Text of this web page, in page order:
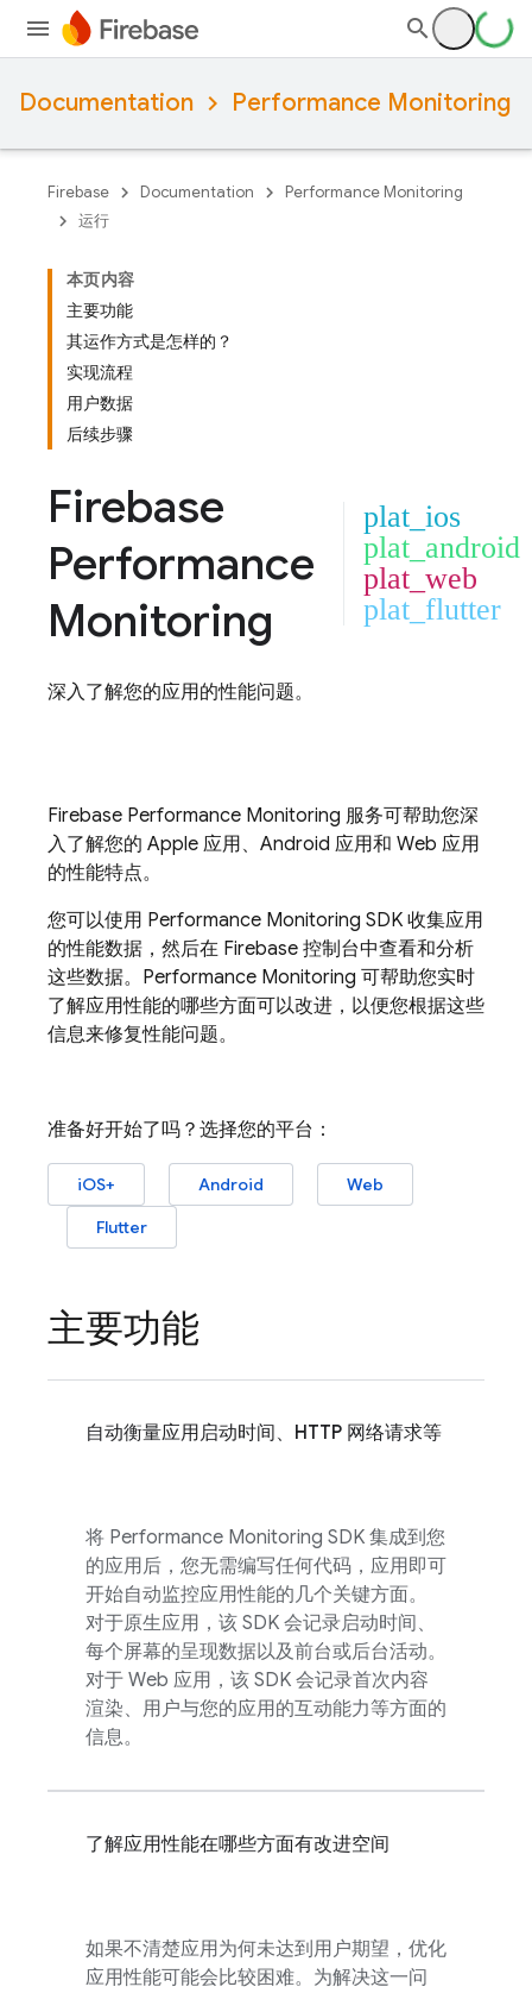
Documentation Performance Monitoring
Firebase Documentation
Performance Monitoring
运行
本页内容
主要功能
其运作方式是怎样的？
实现流程
用户数据
后续步骤
Firebase
Performance
Monitoring
plat_ios
plat_android
plat_web
plat_flutter
深入了解您的应用的性能问题。
Firebase Performance Monitoring 服务可帮助您深
入了解您的 Apple 应用、Android 应用和 Web 应用
的性能特点。
您可以使用 Performance Monitoring SDK 收集应用
的性能数据，然后在 Firebase 控制台中查看和分析
这些数据。 Performance Monitoring 可帮助您实时
了解应用性能的哪些方面可以改进，以便您根据这些
信息来修复性能问题。
准备好开始了吗？选择您的平台：
iOS+ Android
Web
Flutter
主要功能
自动衡量应用启动时间、HTTP 网络请求等
将 Performance Monitoring SDK 集成到您
的应用后，您无需编写任何代码，应用即可
开始自动监控应用性能的几个关键方面。
对于原生应用，该 SDK 会记录启动时间、
每个屏幕的呈现数据以及前台或后台活动。
对于 Web 应用，该 SDK 会记录首次内容
渲染、用户与您的应用的互动能力等方面的
信息。
了解应用性能在哪些方面有改进空间
如果不清楚应用为何未达到用户期望，优化
应用性能可能会比较困难。为解决这一问